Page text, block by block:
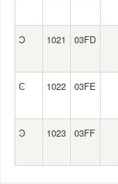
Ͻ 1021 03FD
Ͼ 1022 03FE
Ͽ 1023 03FF